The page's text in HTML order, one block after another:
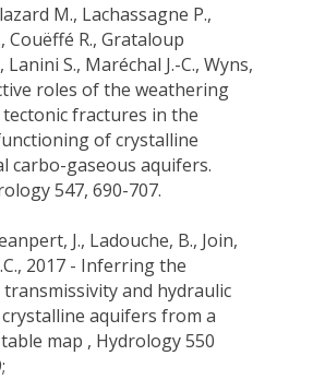
M., Lachassagne P.,
Couëffé R., Grataloup
, Lanini S., Maréchal J.-C., Wyns,
roles of the weathering
fractures in the
of crystalline
carbo-gaseous aquifers.
547, 690-707.
, J., Ladouche, B., Join,
2017 - Inferring the
and hydraulic
aquifers from a
map , Hydrology 550